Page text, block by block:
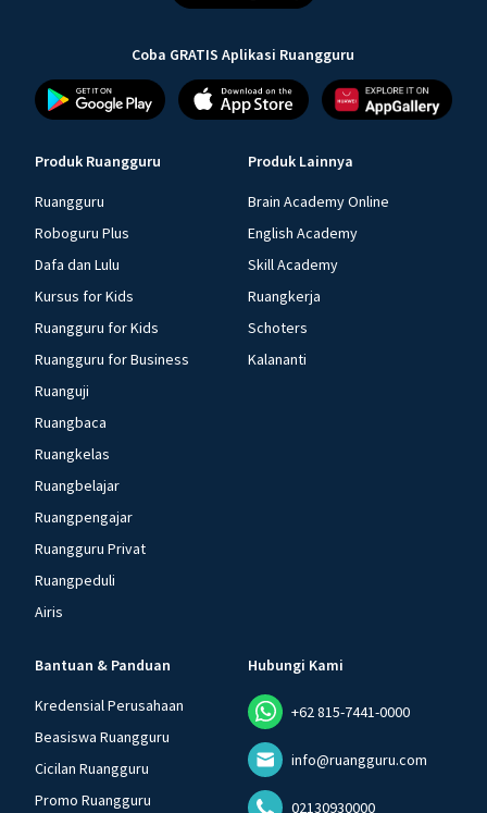
Coba GRATIS Aplikasi Ruangguru
Produk Ruangguru
Ruangguru
Roboguru Plus
Dafa dan Lulu
Kursus for Kids
Ruangguru for Kids
Ruangguru for Business
Ruanguji
Ruangbaca
Ruangkelas
Ruangbelajar
Ruangpengajar
Ruangguru Privat
Ruangpeduli
Airis
Produk Lainnya
Brain Academy Online
English Academy
Skill Academy
Ruangkerja
Schoters
Kalananti
Bantuan & Panduan
Kredensial Perusahaan
Beasiswa Ruangguru
Cicilan Ruangguru
Promo Ruangguru
Hubungi Kami
+62 815-7441-0000
info@ruangguru.com
02130930000